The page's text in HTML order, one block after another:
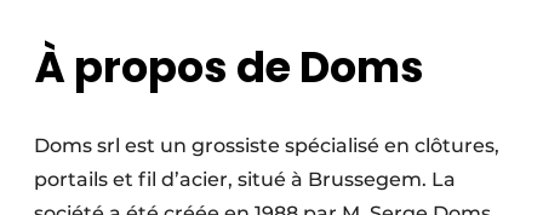
Façades
Géotextiles
Infrastructures souterraines et égouttage
À propos de Doms
Doms srl est un grossiste spécialisé en clôtures,
portails et fil d’acier, situé à Brussegem. La